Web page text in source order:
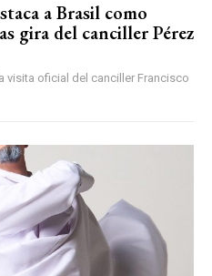
a Brasil como
gira del canciller Pérez
visita oficial del canciller Francisco